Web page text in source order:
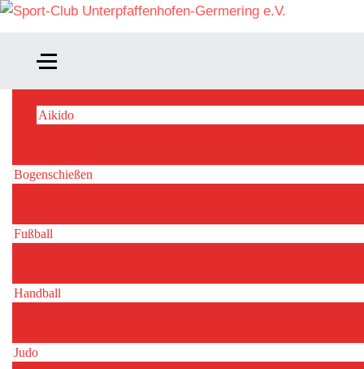
Aikido
Bogenschießen
Fußball
Handball
Judo